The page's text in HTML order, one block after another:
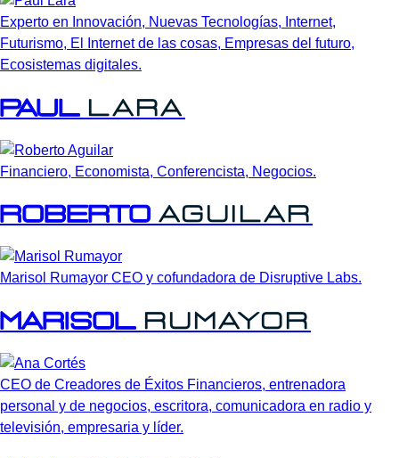
Experto en Innovación, Nuevas Tecnologías, Internet,
Futurismo, El Internet de las cosas, Empresas del futuro,
Ecosistemas digitales.
Paul Lara
Financiero, Economista, Conferencista, Negocios.
Roberto Aguilar
Marisol Rumayor CEO y cofundadora de Disruptive Labs.
Marisol Rumayor
CEO de Creadores de Éxitos Financieros, entrenadora
personal y de negocios, escritora, comunicadora en radio y
televisión, empresaria y líder.